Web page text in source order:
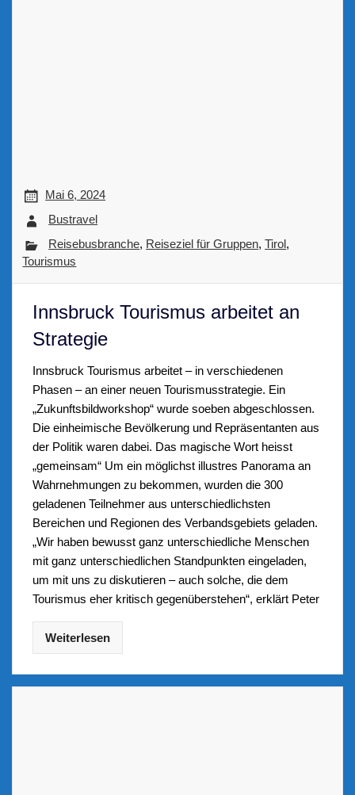
Mai 6, 2024
Bustravel
Reisebusbranche, Reiseziel für Gruppen,Tirol,
Tourismus
Innsbruck Tourismus arbeitet an
Strategie
Innsbruck Tourismus arbeitet – in verschiedenen
Phasen – an einer neuen Tourismusstrategie. Ein
„Zukunftsbildworkshop“ wurde soeben abgeschlossen.
Die einheimische Bevölkerung und Repräsentanten aus
der Politik waren dabei. Das magische Wort heisst
„gemeinsam“ Um ein möglichst illustres Panorama an
Wahrnehmungen zu bekommen, wurden die 300
geladenen Teilnehmer aus unterschiedlichsten
Bereichen und Regionen des Verbandsgebiets geladen.
„Wir haben bewusst ganz unterschiedliche Menschen
mit ganz unterschiedlichen Standpunkten eingeladen,
um mit uns zu diskutieren – auch solche, die dem
Tourismus eher kritisch gegenüberstehen“, erklärt Peter
Weiterlesen